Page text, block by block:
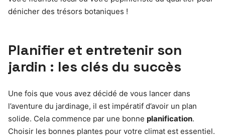
dénicher des trésors botaniques !
Planifier et entretenir son
jardin : les clés du succès
Une fois que vous avez décidé de vous lancer dans
l’aventure du jardinage, il est impératif d’avoir un plan
solide. Cela commence par une bonne planification.
Choisir les bonnes plantes pour votre climat est essentiel.